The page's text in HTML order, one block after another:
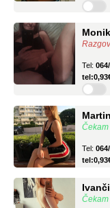
Čekam
Čekam